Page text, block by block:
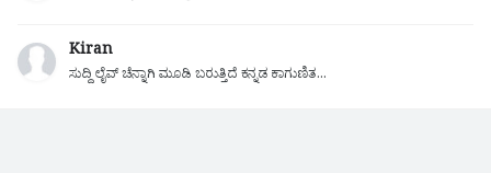
Kiran
ಸುದ್ದಿ ಲೈವ್ ಚೆನ್ನಾಗಿ ಮೂಡಿ ಬರುತ್ತಿದೆ ಕನ್ನಡ ಕಾಗುಣಿತ...